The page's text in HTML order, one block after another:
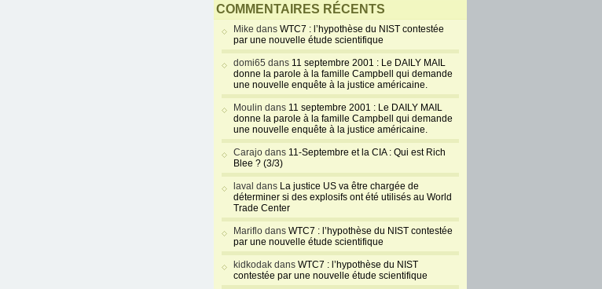
COMMENTAIRES RÉCENTS
Mike dans WTC7 : l’hypothèse du NIST contestée
par une nouvelle étude scientifique
domi65 dans 11 septembre 2001 : Le DAILY MAIL
donne la parole à la famille Campbell qui demande
une nouvelle enquête à la justice américaine.
Moulin dans 11 septembre 2001 : Le DAILY MAIL
donne la parole à la famille Campbell qui demande
une nouvelle enquête à la justice américaine.
Carajo dans 11-Septembre et la CIA : Qui est Rich
Blee ? (3/3)
laval dans La justice US va être chargée de
déterminer si des explosifs ont été utilisés au World
Trade Center
Mariflo dans WTC7 : l’hypothèse du NIST contestée
par une nouvelle étude scientifique
kidkodak dans WTC7 : l’hypothèse du NIST
contestée par une nouvelle étude scientifique